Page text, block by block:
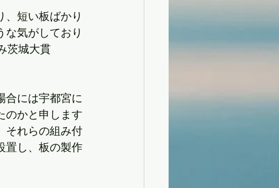
短い板ばかり
気がしており
茨城大貫
合には宇都宮に
のかと申します
それらの組み付
置し、板の製作